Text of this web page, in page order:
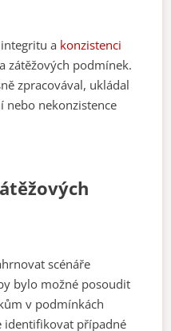
a konzistenci
zátěžových podmínek.
zpracovával, ukládal
nebo nekonzistence
scénáře
bylo možné posoudit
v podmínkách
identifikovat případné